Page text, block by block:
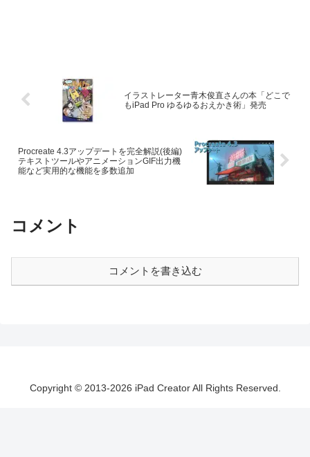
イラストレーター青木俊直さんの本「どこで
もiPad Pro ゆるゆるおえかき術」発売
Procreate 4.3アップデートを完全解説(後編)
テキストツールやアニメーションGIF出力機
能など実用的な機能を多数追加
コメント
コメントを書き込む
Copyright © 2013-2026 iPad Creator All Rights Reserved.